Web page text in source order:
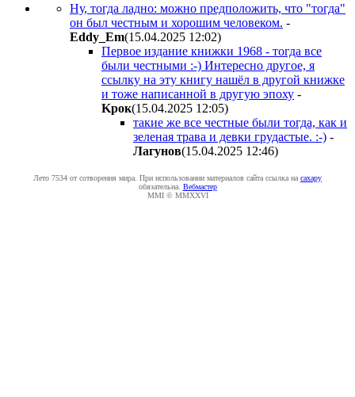
Ну, тогда ладно: можно предположить, что "тогда"
он был честным и хорошим человеком. -
Eddy_Em(15.04.2025 12:02)
Первое издание книжки 1968 - тогда все
были честными :-) Интересно другое, я
ссылку на эту книгу нашёл в другой книжке
и тоже написанной в другую эпоху -
Kpoк(15.04.2025 12:05)
такие же все честные были тогда, как и
зеленая трава и девки грудастые. :-) -
Лaгyнoв(15.04.2025 12:46)
Лето 7534 от сотворения мира. При использовании материалов сайта ссылка на caxapу
обязательна. Вебмастер
MMI © MMXXVI